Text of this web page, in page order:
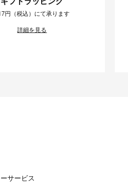
円（税込）にて承ります
詳細を見る
サービス